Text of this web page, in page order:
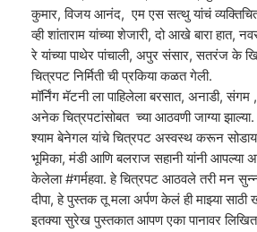
कुमार, विजय आनंद, एम एस सत्थु यांचं
व्ही शांताराम यांच्या शेजारी, दो आखे बारा हात,
रे यांच्या पाथेर पांचाली, अपुर संसार, सतरंज के
चित्रपट निर्मिती ची प्रकिया कळत गेली.
मॉर्निंग मॅटनी ला पाहिलेला बरसात, अनाडी,
अनेक चित्रपटांसोबत च्या आठवणी जाग्या झाल्या.
श्याम बेनेगल यांचे चित्रपट अस्वस्थ करून
भूमिका, मंडी आणि बलराज सहानी यांनी आपल्या
केलेला #गर्महवा. हे चित्रपट आठवले तरी मन
दीपा, हे पुस्तक तू मला अर्पण केलं ही माझ्या साठी
इतक्या सुरेख पुस्तकात आपण एका पानावर